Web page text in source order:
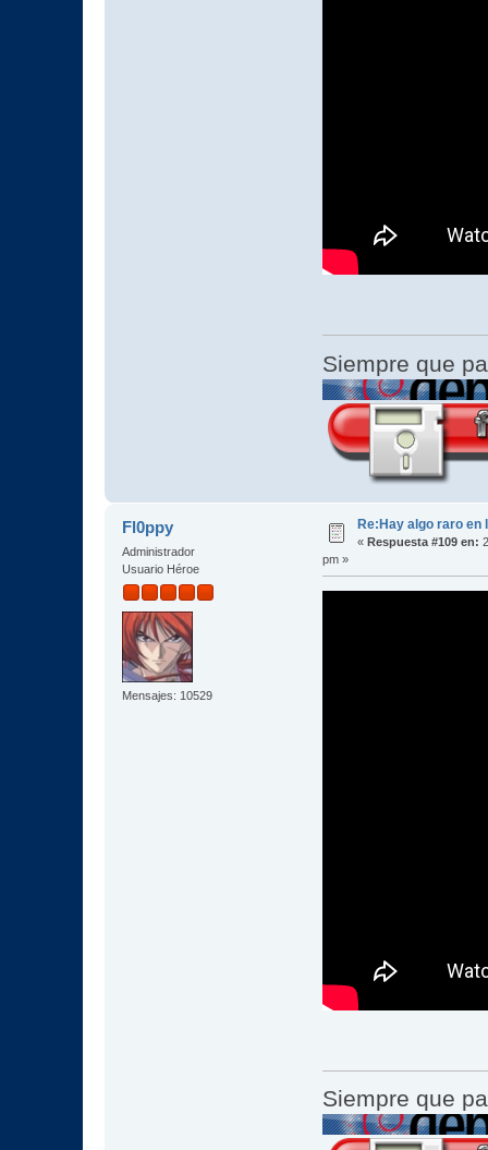
Siempre que
Fl0ppy
Administrador
Usuario Héroe
Mensajes: 10529
Re:Hay algo raro en
« Respuesta #109 en:
pm »
Siempre que